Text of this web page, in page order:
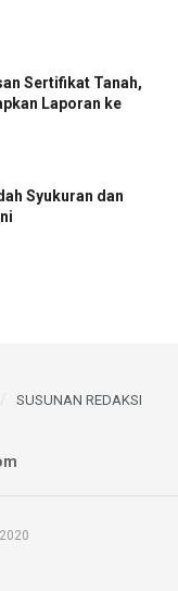
Sertifikat Tanah,
Laporan ke
Syukuran dan
SUSUNAN REDAKSI